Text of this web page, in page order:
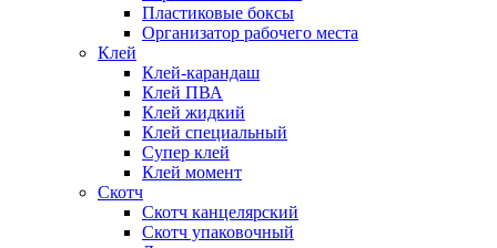
Пластиковые боксы
Организатор рабочего места
Клей
Клей-карандаш
Клей ПВА
Клей жидкий
Клей специальный
Супер клей
Клей момент
Скотч
Скотч канцелярский
Скотч упаковочный